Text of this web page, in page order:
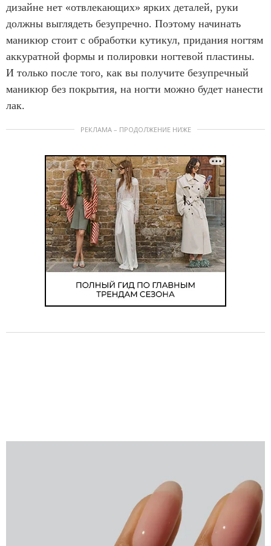
дизайне нет «отвлекающих» ярких деталей, руки
должны выглядеть безупречно. Поэтому начинать
маникюр стоит с обработки кутикул, придания ногтям
аккуратной формы и полировки ногтевой пластины.
И только после того, как вы получите безупречный
маникюр без покрытия, на ногти можно будет нанести
лак.
РЕКЛАМА – ПРОДОЛЖЕНИЕ НИЖЕ